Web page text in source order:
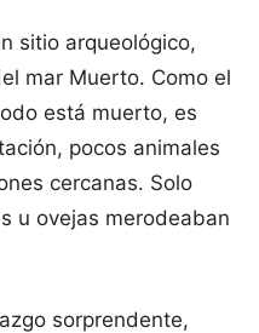
sitio arqueológico,
mar Muerto. Como el
está muerto, es
pocos animales
cercanas. Solo
u ovejas merodeaban
sorprendente,